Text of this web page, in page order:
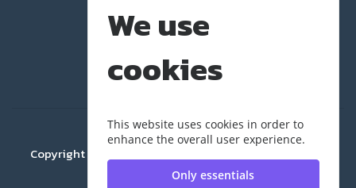
We use
cookies
This website uses cookies in order to
enhance the overall user experience.
Only essentials
Copyright ©2024 ELC สถาบันวิจัยและพัฒนา | มหาวิทยาลัย
เทคโนโลยีราชมงคลสุวรรณภูมิ